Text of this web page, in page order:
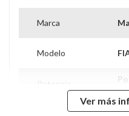
Marca
Modelo
Ver más